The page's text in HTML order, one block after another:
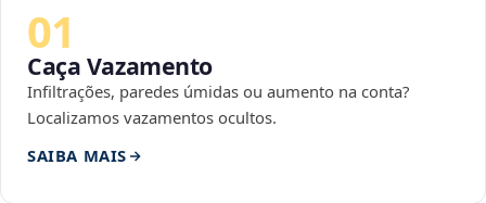
01
Caça Vazamento
Infiltrações, paredes úmidas ou aumento na conta?
Localizamos vazamentos ocultos.
SAIBA MAIS